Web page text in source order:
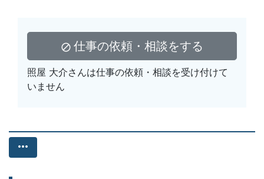
block 仕事の依頼・相談をする
照屋 大介さんは仕事の依頼・相談を受け付けて
いません
more_horiz